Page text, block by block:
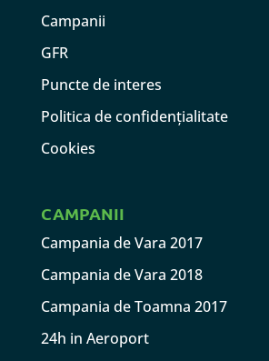
Campanii
GFR
Puncte de interes
Politica de confidențialitate
Cookies
CAMPANII
Campania de Vara 2017
Campania de Vara 2018
Campania de Toamna 2017
24h in Aeroport